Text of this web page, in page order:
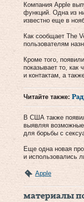
Компания Apple
функций. Одна из
известно еще в
Как сообщает The
пользователям
Кроме того,
показывает то, как
и контактам, а
Читайте также:
В США также
выявляя
для борьбы с
Еще одна новая
и использовались
Apple
материалы